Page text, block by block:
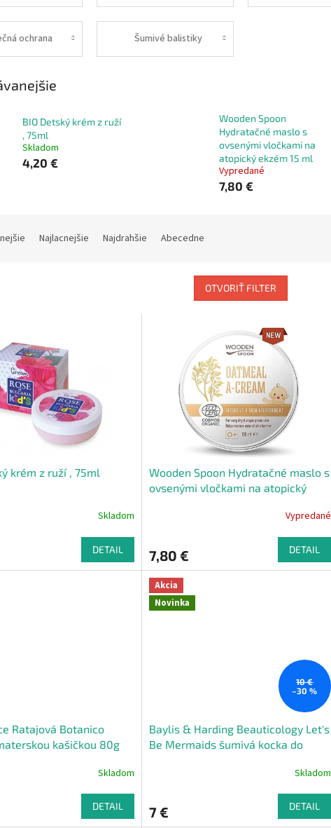
ochrana Šumivé balistiky
BIO Detský krém z ruží
, 75ml
Skladom
4,20 €
Wooden Spoon
Hydratačné maslo s
ovsenými vločkami na
atopický ekzém 15 ml
Vypredané
7,80 €
Najlacnejšie Najdrahšie Abecedne
OTVORIŤ FILTER
krém z ruží , 75ml
Skladom
DETAIL
Wooden Spoon Hydratačné maslo s
ovsenými vločkami na atopický
Vypredané
7,80 € DETAIL
Ratajová Botanico
kašičkou 80g
Skladom
DETAIL
Akcia
Novinka
10 €
–30 %
Baylis & Harding Beauticology Let's
Be Mermaids šumivá kocka do
Skladom
7 € DETAIL